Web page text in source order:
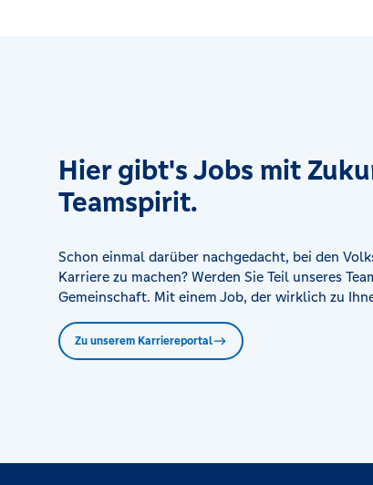
Filiale Mark
Paracelsuspark 1, 59063 Hamm
Filiale Mengede
Am Amsthaus 22, 44359 Dortmund
Filiale Rhynern
Reginenstraße 6, 59069 Hamm
Hier gibt's Jobs mit
Teamspirit.
Schon einmal darüber nachgedacht, bei den
Karriere zu machen? Werden Sie Teil unseres
Gemeinschaft. Mit einem Job, der wirklich zu
Zu unserem Karriereportal